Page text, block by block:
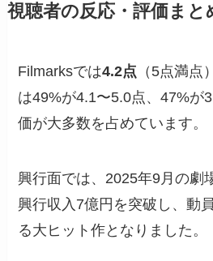
視聴者の反応・評価まと
Filmarksでは4.2点 （5点満点
は49%が4.1〜5.0点、47%が
価が大多数を占めています。
興行面では、2025年9月の劇
興行収入7億円を突破し、動
る大ヒット作となりました。